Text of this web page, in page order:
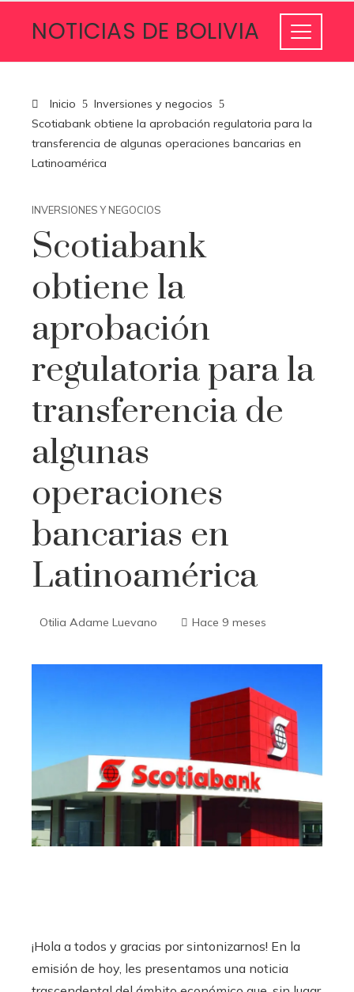
NOTICIAS DE BOLIVIA
Inicio
Inversiones y negocios
Scotiabank obtiene la aprobación regulatoria para la
transferencia de algunas operaciones bancarias en
Latinoamérica
INVERSIONES Y NEGOCIOS
Scotiabank
obtiene la
aprobación
regulatoria para la
transferencia de
algunas
operaciones
bancarias en
Latinoamérica
Otilia Adame Luevano Hace 9 meses
¡Hola a todos y gracias por sintonizarnos! En la
emisión de hoy, les presentamos una noticia